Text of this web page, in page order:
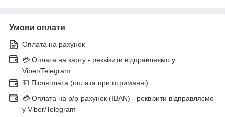
Умови оплати
Оплата на рахунок
💳 Оплата на карту - реквізити відправляємо у
Viber/Telegram
💵 Післяплата (оплата при отриманні)
💳 Оплата на р/р-рахунок (IBAN) - реквізити відправляємо
у Viber/Telegram